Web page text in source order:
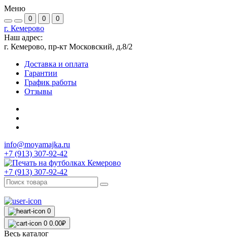
Меню
0 0 0
г. Кемерово
Наш адрес:
г. Кемерово, пр-кт Московский, д.8/2
Доставка и оплата
Гарантии
График работы
Отзывы
info@moyamajka.ru
+7 (913) 307-92-42
+7 (913) 307-92-42
0
0 0.00₽
Весь каталог